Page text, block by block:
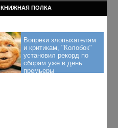
КНИЖНАЯ ПОЛКА
Вопреки злопыхателям
и критикам, "Колобок"
установил рекорд по
сборам уже в день
премьеры